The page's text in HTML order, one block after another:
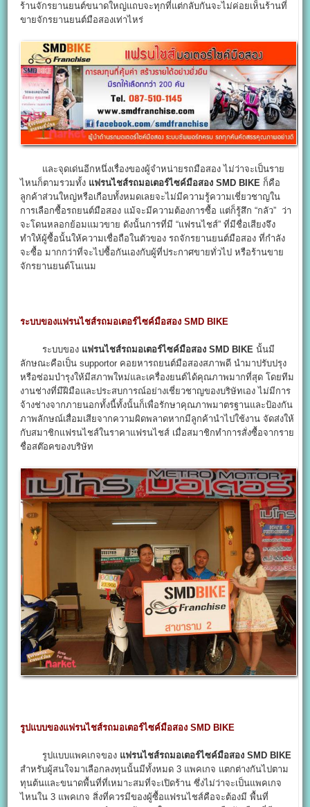
ร้านจักรยานยนต์ขนาดใหญ่แถบจะทุกที่แต่กลับกันจะไม่ค่อยเห็นร้านที่
ขายจักรยานยนต์มือสองเท่าไหร่
และจุดเด่นอีกหนึ่งเรื่องของผู้จำหน่ายรถมือสอง ไม่ว่าจะเป็นราย
ไหนก็ตามรวมทั้ง แฟรนไชส์รถมอเตอร์ไซค์มือสอง SMD BIKE ก็คือ
ลูกค้าส่วนใหญ่หรือเกือบทั้งหมดเลยจะไม่มีความรู้ความเชี่ยวชาญใน
การเลือกซื้อรถยนต์มือสอง แม้จะมีความต้องการซื้อ แต่ก็รู้สึก “กลัว” ว่า
จะโดนหลอกย้อมแมวขาย ดังนั้นการที่มี “แฟรนไชส์” ที่มีชื่อเสียงจึง
ทำให้ผู้ซื้อนั้นให้ความเชื่อถือในตัวของ รถจักรยานยนต์มือสอง ที่กำลัง
จะซื้อ มากกว่าที่จะไปซื้อกันเองกับผู้ที่ประกาศขายทั่วไป หรือร้านขาย
จักรยานยนต์โนเนม
ระบบของแฟรนไชส์รถมอเตอร์ไซค์มือสอง SMD BIKE
ระบบของ แฟรนไชส์รถมอเตอร์ไซค์มือสอง SMD BIKE นั้นมี
ลักษณะคือเป็น supportor คอยหารถยนต์มือสองสภาพดี นำมาปรับปรุง
หรือซ่อมบำรุงให้มีสภาพใหม่และเครื่องยนต์ได้คุณภาพมากที่สุด โดยทีม
งานช่างที่มีฝีมือและประสบการณ์อย่างเชี่ยวชาญของบริษัทเอง ไม่มีการ
จ้างช่างจากภายนอกทั้งนี้ทั้งนั้นก็เพื่อรักษาคุณภาพมาตรฐานและป้องกัน
ภาพลักษณ์เสื่อมเสียจากความผิดพลาดหากมีลูกค้านำไปใช้งาน จัดส่งให้
กับสมาชิกแฟรนไชส์ในราคาแฟรนไชส์ เมื่อสมาชิกทำการสั่งซื้อจากราย
ชื่อสต๊อคของบริษัท
รูปแบบของแฟรนไชส์รถมอเตอร์ไซค์มือสอง SMD BIKE
รูปแบบแพคเกจของ แฟรนไชส์รถมอเตอร์ไซค์มือสอง SMD BIKE
สำหรับผู้สนใจมาเลือกลงทุนนั้นมีทั้งหมด 3 แพคเกจ แตกต่างกันไปตาม
ทุนต้นและขนาดพื้นที่ที่เหมาะสมที่จะเปิดร้าน ซึ่งไม่ว่าจะเป็นแพคเกจ
ไหนใน 3 แพคเกจ สิ่งที่ควรมีของผู้ซื้อแฟรนไชส์คือจะต้องมี พื้นที่